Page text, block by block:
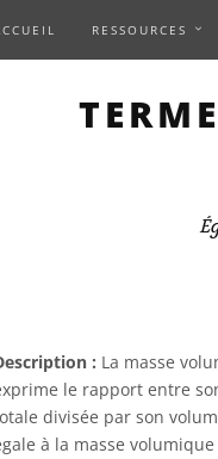
RESSOURCES
: La masse
le rapport entre
divisée par son
à la masse